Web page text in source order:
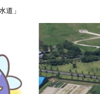
道」